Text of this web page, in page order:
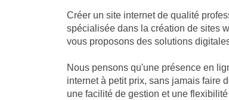
Créer un site internet de qualité
spécialisée dans la création de sites
vous proposons des solutions
Nous pensons qu'une présence en
internet à petit prix, sans jamais faire
une facilité de gestion et une